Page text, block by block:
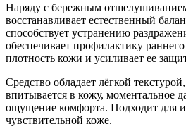
Наряду с бережным
восстанавливает естественный
способствует устранению
обеспечивает профилактику
плотность кожи и усиливает ее
Средство обладает лёгкой
впитывается в кожу, моментальное
ощущение комфорта. Подходит для
чувствительной коже.